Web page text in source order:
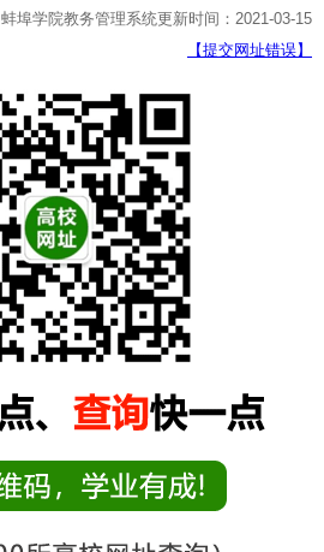
蚌埠学院教务管理系统更新时间：2021-03-15
【提交网址错误】